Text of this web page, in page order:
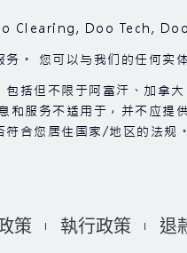
Doo Tech, Doo
。 您可以与我们的任何
括但不限于阿富汗、加拿
和服务不适用于，并不应
合您居住国家/地区的法规
策 執行政策 退